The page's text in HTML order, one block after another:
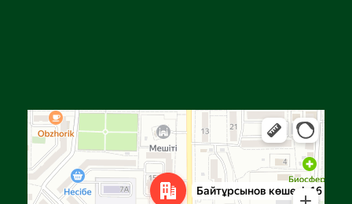
Яндекс Карталар — көлік, навигация, орындарды іздеу